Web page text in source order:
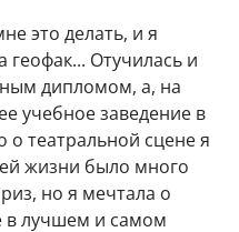
это делать, и я
геофак... Отучилась и
дипломом, а, на
учебное заведение в
о театральной сцене я
жизни было много
но я мечтала о
в лучшем и самом